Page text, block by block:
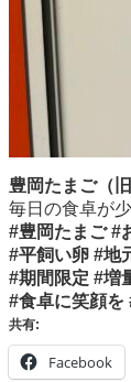
豊岡たまご（
毎日の食卓が
#豊岡たまご #
#平飼い卵 #地
#期間限定 #増
#食卓に笑顔を
共有:
Facebook